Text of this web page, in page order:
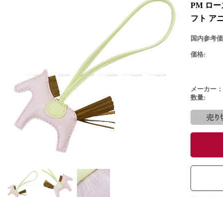
PM ロー
フト ア
国内参考
価格:
メーカー：
数量: